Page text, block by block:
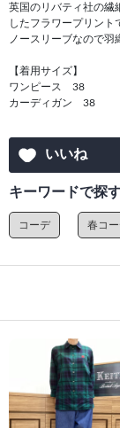
英国のリバティ社の繊
したフラワープリント
ノースリーブなので羽
【着用サイズ】
ワンピース 38
カーディガン 38
いいね
キーワードで探
コーデ 春コ